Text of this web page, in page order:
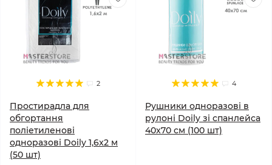
2
Простирадла для
обгортання
поліетиленові
одноразові Doily 1,6x2 м
(50 шт)
4
Рушники одноразові в
рулоні Doily зі спанлейса
40x70 см (100 шт)